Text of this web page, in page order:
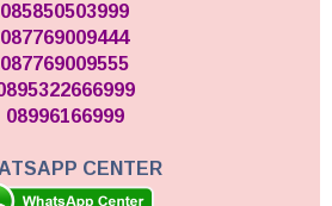
085850503999
087769009444
087769009555
08996166999
CENTER